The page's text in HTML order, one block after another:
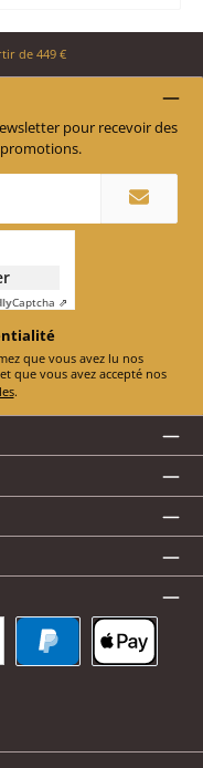
de 449 €
pour recevoir des
Captcha ⇗
En sélectionnant Continuer, vous confirmez que vous avez lu nos
et que vous avez accepté nos
.